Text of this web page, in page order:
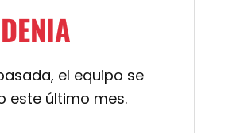
el equipo se
este último mes.